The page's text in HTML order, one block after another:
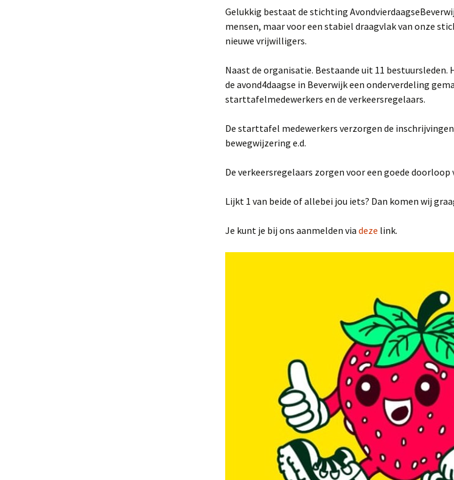
Routes Beverwijk 2023
Gelukkig bestaat de stichting
mensen, maar voor een stabiel draagvlak van onze
nieuwe vrijwilligers.
Naast de organisatie. Bestaande uit 11 bestuursleden.
de avond4daagse in Beverwijk een onderverdeling
starttafelmedewerkers en de verkeersregelaars.
De starttafel medewerkers verzorgen de
bewegwijzering e.d.
De verkeersregelaars zorgen voor een goede doorloop
Lijkt 1 van beide of allebei jou iets? Dan komen wij
Je kunt je bij ons aanmelden via deze link.